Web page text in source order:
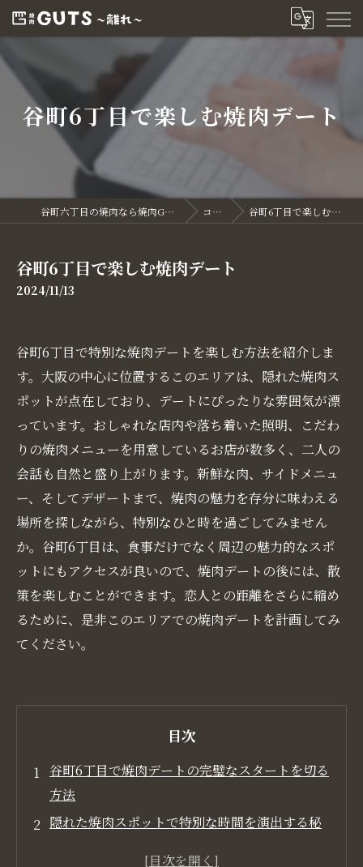
谷町6丁目で楽しむ焼肉デート
谷町六丁目の焼肉なら焼肉GUTS～離れ～ コラム 谷町6丁目で楽しむ焼肉デート
谷町6丁目で楽しむ焼肉デート
2024/11/13
谷町6丁目で特別な焼肉デートを楽しむ方法を紹介しま
す。大阪の中心に位置するこのエリアは、隠れた焼肉ス
ポットが点在しており、デートにぴったりな雰囲気が漂
っています。おしゃれな店内や落ち着いた照明、こだわ
りの焼肉メニューを用意しているお店が数多く、二人の
会話も自然と盛り上がります。新鮮な肉、サイドメニュ
ー、そしてデザートまで、焼肉の魅力を存分に味わえる
場所を探しながら、特別なひと時を過ごしてみません
か。谷町6丁目は、食事だけでなく周辺の魅力的なスポ
ットにもアクセスが良いので、焼肉デートの後には、散
策を楽しむことができます。恋人との距離をさらに縮め
るために、是非このエリアでの焼肉デートを計画してみ
てください。
目次
谷町6丁目で焼肉デートの完璧なスタートを切る
方法
隠れた焼肉スポットで特別な時間を演出する秘